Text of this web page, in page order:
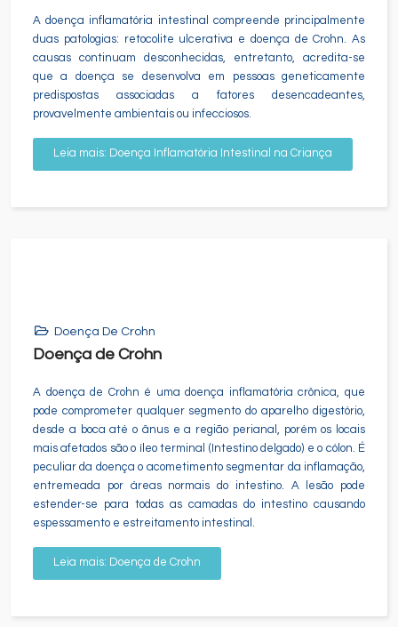
A doença inflamatória intestinal compreende principalmente
duas patologias: retocolite ulcerativa e doença de Crohn. As
causas continuam desconhecidas, entretanto, acredita-se
que a doença se desenvolva em pessoas geneticamente
predispostas associadas a fatores desencadeantes,
provavelmente ambientais ou infecciosos.
Leia mais: Doença Inflamatória Intestinal na Criança
Doença De Crohn
Doença de Crohn
A doença de Crohn é uma doença inflamatória crônica, que
pode comprometer qualquer segmento do aparelho digestório,
desde a boca até o ânus e a região perianal, porém os locais
mais afetados são o íleo terminal (Intestino delgado) e o cólon. É
peculiar da doença o acometimento segmentar da inflamação,
entremeada por áreas normais do intestino. A lesão pode
estender-se para todas as camadas do intestino causando
espessamento e estreitamento intestinal.
Leia mais: Doença de Crohn